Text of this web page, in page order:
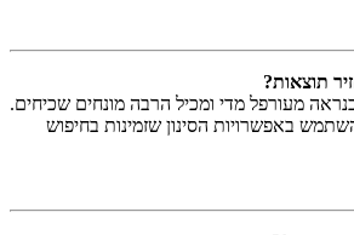
תוצאות?
מעורפל מדי ומכיל הרבה מונחים שכיחים.
באפשרויות הסינון שזמינות בחיפוש